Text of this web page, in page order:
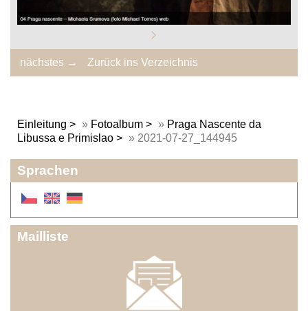
nächstes → Zurück ins Verzeichnis
Einleitung » Fotoalbum » Praga Nascente da
Libussa e Primislao
» 2021-07-27_144945
Sprachen
Mailliste